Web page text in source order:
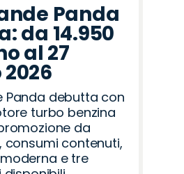
Panda
da 14.950
al 27
Panda debutta con
turbo benzina
da
consumi contenuti,
e tre